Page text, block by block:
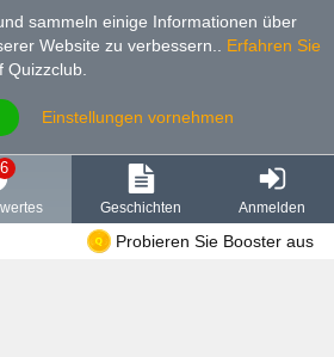
sammeln einige Informationen über
Website zu verbessern.
Erfahren Sie
Quizzclub.
Einstellungen vornehmen
6
Geschichten Anmelden
Probieren Sie Booster aus